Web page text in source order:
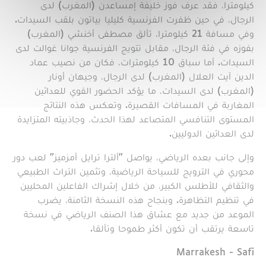
كيلومترا، فقد عرف فوز خليفة إمساعدن (المغرب) لدى
الرجال، في حين ظفرت الفرنسية كليليا بياتون بلقب السيدات.
وفي مسافة 21 كيلومترا، تألق مصطفى أخنشي (المغرب)
بفوزه في فئة الرجال، مقابل تتويج الفرنسية جوانا غوالت لدى
السيدات. أما سباق 10 كيلومترات، فكان من نصيب عماد
الدين آيت العلال (المغرب) لدى الرجال، وجيهان أونار
(المغرب) لدى السيدات، ما يؤكد الحضور القوي للعدائين
المغاربة في المسافات القصيرة. وتعكس هذه النتائج
المستوى التنافسي المتصاعد لهذا الحدث، وجاذبيته المتزايدة
لدى العدائين الدوليين.
وإلى جانب بعده الرياضي، يواصل "ألترا ترايل أمزميز" لعب دور
محوري في الترويج للسياحة الرياضية، وتثمين التراث الطبيعي
والثقافي للأطلس الكبير، من خلال إشراك الفاعلين المحليين
في تنظيم التظاهرة. وبنجاح هذه النسخة الثامنة، يضرب
الموعد من جديد مع عشاق هذا الصنف الرياضي في نسخة
تاسعة يرتقب أن تكون أكثر طموحا وتألقا.
Région
Marrakesh - Safi